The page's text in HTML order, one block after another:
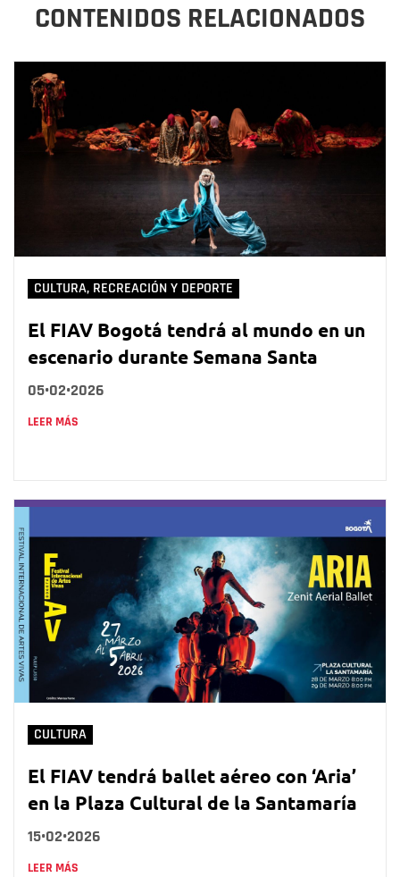
CONTENIDOS RELACIONADOS
CULTURA, RECREACIÓN Y DEPORTE
El FIAV Bogotá tendrá al mundo en un
escenario durante Semana Santa
05•02•2026
LEER MÁS
CULTURA
El FIAV tendrá ballet aéreo con ‘Aria’
en la Plaza Cultural de la Santamaría
15•02•2026
LEER MÁS